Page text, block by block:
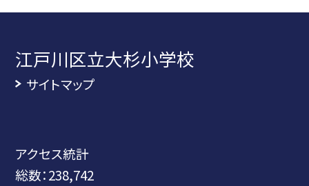
江戸川区立大杉小学校
サイトマップ
アクセス統計
総数：238,742